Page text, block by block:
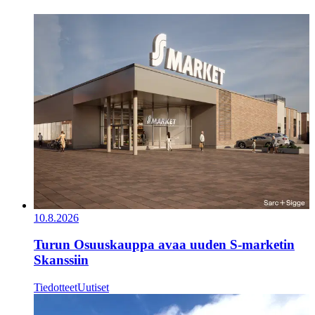
10.8.2026
Turun Osuuskauppa avaa uuden S-marketin
Skanssiin
TiedotteetUutiset